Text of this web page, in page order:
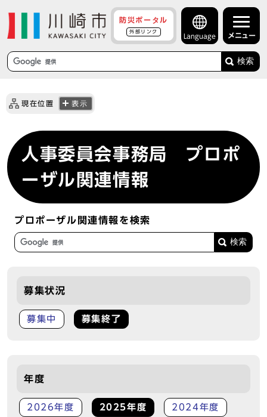
防災ポータル
外部リンク
Language メニュー
検索
現在位置 表示
人事委員会事務局 プロポ
ーザル関連情報
プロポーザル関連情報を検索
募集状況
募集中 募集終了
年度
2026年度 2025年度 2024年度